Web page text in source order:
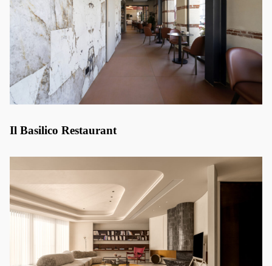
Il Basilico Restaurant